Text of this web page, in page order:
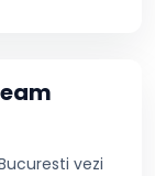
vezi